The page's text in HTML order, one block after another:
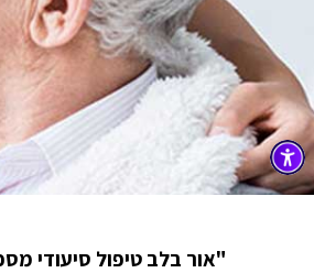
"אור בלב טיפול סיעודי